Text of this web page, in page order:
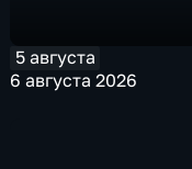
5 августа
6 августа 2026